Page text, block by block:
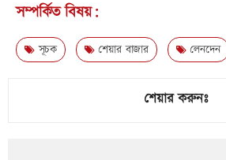
সম্পর্কিত বিষয়:
সূচক শেয়ার বাজার লেনদেন
শেয়ার করুনঃ